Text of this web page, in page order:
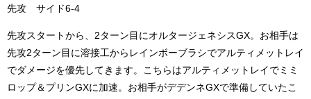
先攻 サイド6-4
先攻スタートから、2ターン目にオルタージェネシスGX。お相手は
先攻2ターン目に溶接工からレインボーブラシでアルティメットレイ
でダメージを優先してきます。こちらはアルティメットレイでミミ
ロップ＆プリンGXに加速。お相手がデデンネGXで準備していたこ